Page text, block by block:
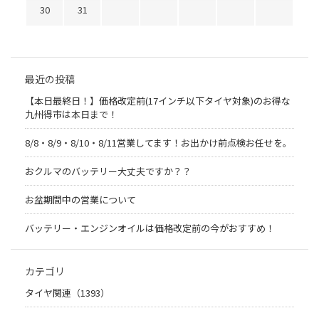
30
31
最近の投稿
【本日最終日！】価格改定前(17インチ以下タイヤ対象)のお得な
九州得市は本日まで！
8/8・8/9・8/10・8/11営業してます！お出かけ前点検お任せを。
おクルマのバッテリー大丈夫ですか？？
お盆期間中の営業について
バッテリー・エンジンオイルは価格改定前の今がおすすめ！
カテゴリ
タイヤ関連（1393）